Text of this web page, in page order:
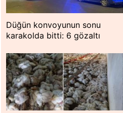
Düğün konvoyunun sonu
karakolda bitti: 6 gözaltı